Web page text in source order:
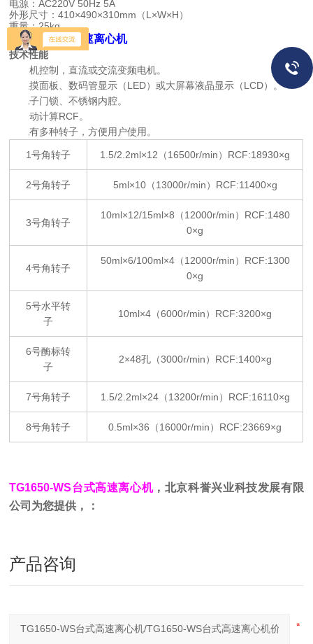
电源 ：AC220V 50Hz 5A
外形尺寸 ：410×490×310mm（L×W×H）
重量：25kg
TG1650-WS高速离心机
技术性能
微机控制，直流或交流变频电机。
触摸面板、数码管显示（LED）或大屏幕液晶显示（LCD）。
电子门锁、不锈钢内腔。
自动计算RCF。
配有多种转子，方便用户使用。
1号角转子 1.5/2.2ml×12（16500r/min）RCF:18930×g
2号角转子 5ml×10（13000r/min）RCF:11400×g
3号角转子
10ml×12/15ml×8（12000r/min）RCF:1480
0×g
4号角转子
50ml×6/100ml×4（12000r/min）RCF:1300
0×g
5号水平转
子
10ml×4（6000r/min）RCF:3200×g
6号酶标转
子
2×48孔（3000r/min）RCF:1400×g
7号角转子 1.5/2.2ml×24（13200r/min）RCF:16110×g
8号角转子 0.5ml×36（16000r/min）RCF:23669×g
TG1650-WS台式高速离心机，北京科誉兴业科技发展有限
公司为您提供，：
产品咨询